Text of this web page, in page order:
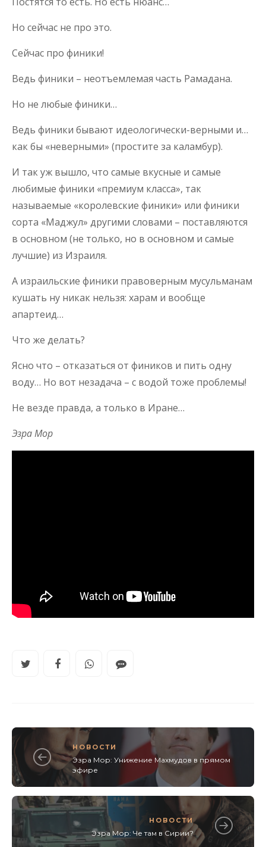
Но сейчас не про это.
Сейчас про финики!
Ведь финики – неотъемлемая часть Рамадана.
Но не любые финики…
Ведь финики бывают идеологически-верными и…
как бы «неверными» (простите за каламбур).
И так уж вышло, что самые вкусные и самые
любимые финики «премиум класса», так
называемые «королевские финики» или финики
сорта «Маджул» другими словами – поставляются
в основном (не только, но в основном и самые
лучшие) из Израиля.
А израильские финики правоверным мусульманам
кушать ну никак нельзя: харам и вообще
апартеид…
Что же делать?
Ясно что – отказаться от фиников и пить одну
воду… Но вот незадача – с водой тоже проблемы!
Не везде правда, а только в Иране…
Эзра Мор
НОВОСТИ
Эзра Мор: Унижение Махмудов в прямом
эфире
НОВОСТИ
Эзра Мор: Че там в Сирии?